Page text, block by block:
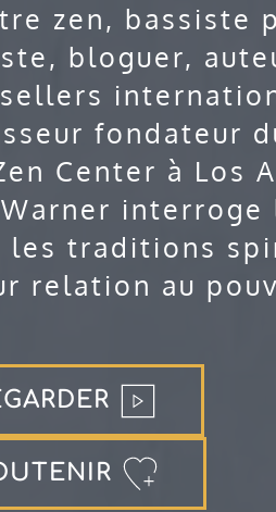
zen, bassiste
bloguer,
fondateur
Center à Los
interroge
les traditions
relation au